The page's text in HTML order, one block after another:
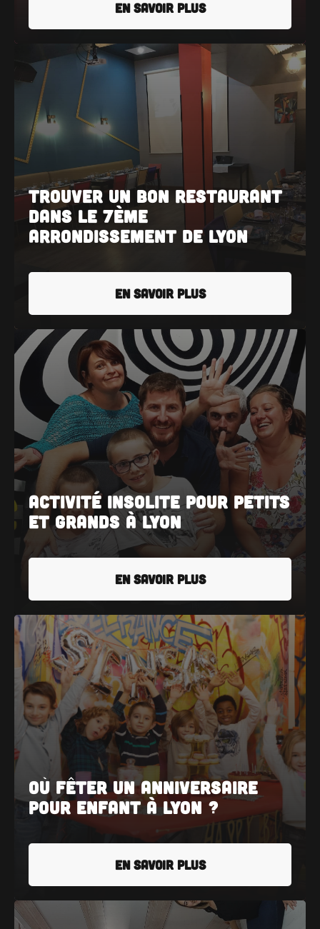
EN SAVOIR PLUS
Trouver un bon restaurant
dans le 7ème
arrondissement de Lyon
EN SAVOIR PLUS
Activité insolite pour petits
et grands à Lyon
EN SAVOIR PLUS
Où fêter un anniversaire
pour enfant à Lyon ?
EN SAVOIR PLUS